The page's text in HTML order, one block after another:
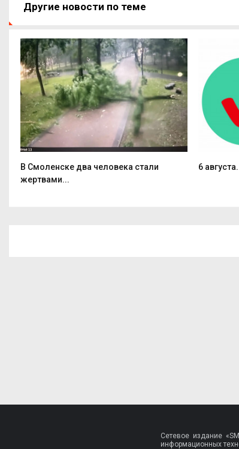
Другие новости по теме
В Смоленске два человека стали
жертвами...
6
Сетевое издание
информационных